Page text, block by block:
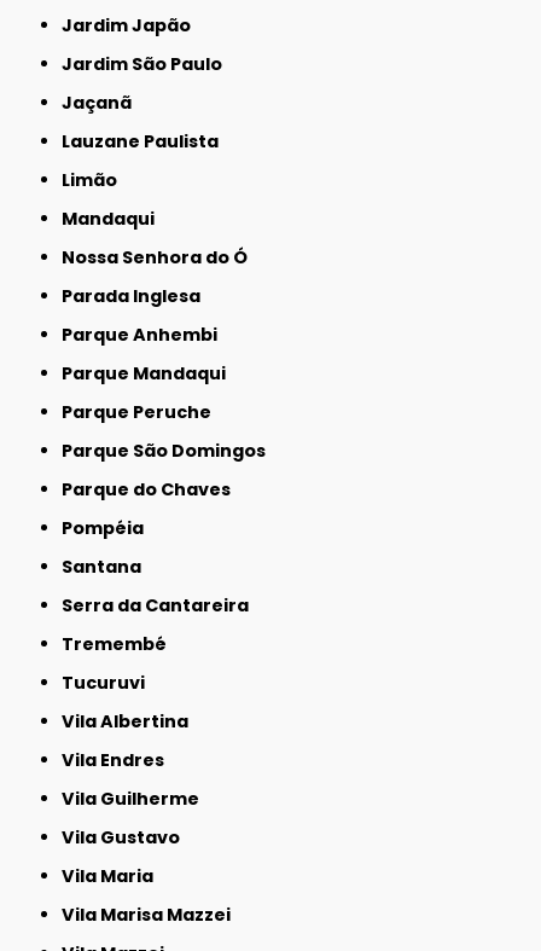
Jardim Japão
Jardim São Paulo
Jaçanã
Lauzane Paulista
Limão
Mandaqui
Nossa Senhora do Ó
Parada Inglesa
Parque Anhembi
Parque Mandaqui
Parque Peruche
Parque São Domingos
Parque do Chaves
Pompéia
Santana
Serra da Cantareira
Tremembé
Tucuruvi
Vila Albertina
Vila Endres
Vila Guilherme
Vila Gustavo
Vila Maria
Vila Marisa Mazzei